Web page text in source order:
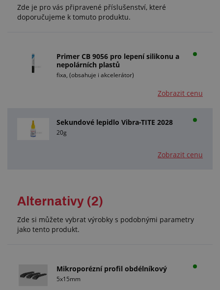
Zde je pro vás připravené příslušenství, které
doporučujeme k tomuto produktu.
Primer CB 9056 pro lepení silikonu a
nepolárních plastů
fixa, (obsahuje i akcelerátor)
Zobrazit cenu
Sekundové lepidlo Vibra-TITE 2028
20g
Zobrazit cenu
Alternativy (2)
Zde si můžete vybrat výrobky s podobnými parametry
jako tento produkt.
Mikroporézní profil obdélníkový
5x15mm